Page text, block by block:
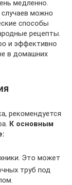
медленно.
можно
способы
рецепты.
и эффективно
в домашних
рекомендуется
К основным
Это может
труб под